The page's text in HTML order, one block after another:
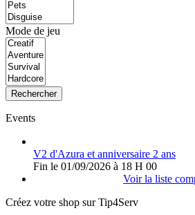
Mode de jeu
Rechercher
Events
V2 d'Azura et anniversaire 2 ans
Fin le 01/09/2026 à 18 H 00
Voir la liste
Créez votre shop sur Tip4Serv